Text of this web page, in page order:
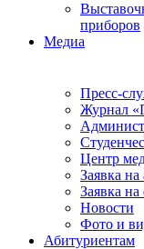
приборов
Медиа
Пресс-
Журнал
Центр
Заявка
Заявка
Новости
Фото и
Абитуриентам